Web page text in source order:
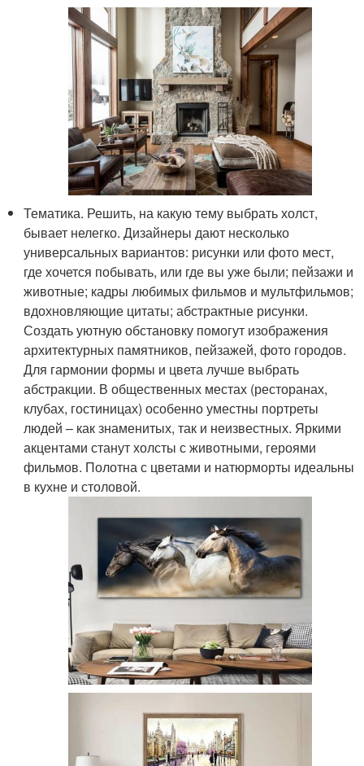
Тематика. Решить, на какую тему выбрать холст,
бывает нелегко. Дизайнеры дают несколько
универсальных вариантов: рисунки или фото мест,
где хочется побывать, или где вы уже были; пейзажи и
животные; кадры любимых фильмов и мультфильмов;
вдохновляющие цитаты; абстрактные рисунки.
Создать уютную обстановку помогут изображения
архитектурных памятников, пейзажей, фото городов.
Для гармонии формы и цвета лучше выбрать
абстракции. В общественных местах (ресторанах,
клубах, гостиницах) особенно уместны портреты
людей – как знаменитых, так и неизвестных. Яркими
акцентами станут холсты с животными, героями
фильмов. Полотна с цветами и натюрморты идеальны
в кухне и столовой.